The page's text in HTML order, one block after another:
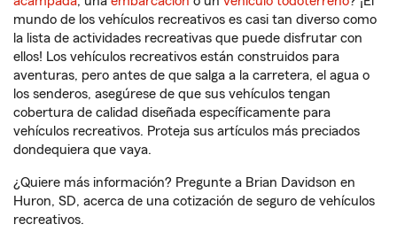
mundo de los vehículos recreativos es casi tan diverso como
la lista de actividades recreativas que puede disfrutar con
ellos! Los vehículos recreativos están construidos para
aventuras, pero antes de que salga a la carretera, el agua o
los senderos, asegúrese de que sus vehículos tengan
cobertura de calidad diseñada específicamente para
vehículos recreativos. Proteja sus artículos más preciados
dondequiera que vaya.
¿Quiere más información? Pregunte a Brian Davidson en
Huron, SD, acerca de una cotización de seguro de vehículos
recreativos.